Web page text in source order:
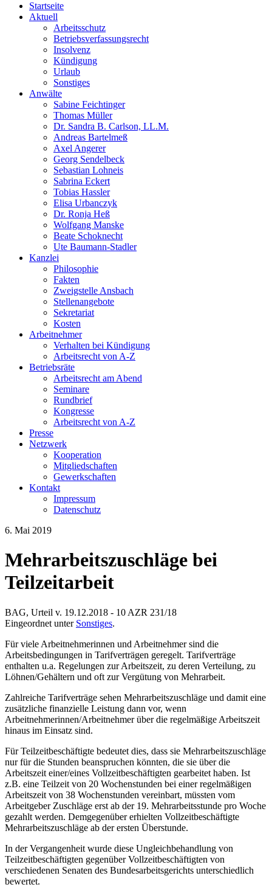
Startseite
Aktuell
Arbeitsschutz
Betriebsverfassungsrecht
Insolvenz
Kündigung
Urlaub
Sonstiges
Anwälte
Sabine Feichtinger
Thomas Müller
Dr. Sandra B. Carlson, LL.M.
Andreas Bartelmeß
Axel Angerer
Georg Sendelbeck
Sebastian Lohneis
Sabrina Eckert
Tobias Hassler
Elisa Urbanczyk
Dr. Ronja Heß
Wolfgang Manske
Beate Schoknecht
Ute Baumann-Stadler
Kanzlei
Philosophie
Fakten
Zweigstelle Ansbach
Stellenangebote
Sekretariat
Kosten
Arbeitnehmer
Verhalten bei Kündigung
Arbeitsrecht von A-Z
Betriebsräte
Arbeitsrecht am Abend
Seminare
Rundbrief
Kongresse
Arbeitsrecht von A-Z
Presse
Netzwerk
Kooperation
Mitgliedschaften
Gewerkschaften
Kontakt
Impressum
Datenschutz
6. Mai 2019
Mehrarbeitszuschläge bei
Teilzeitarbeit
BAG, Urteil v. 19.12.2018 - 10 AZR 231/18
Eingeordnet unter Sonstiges.
Für viele Arbeitnehmerinnen und Arbeitnehmer sind die
Arbeitsbedingungen in Tarifverträgen geregelt. Tarifverträge
enthalten u.a. Regelungen zur Arbeitszeit, zu deren Verteilung, zu
Löhnen/Gehältern und oft zur Vergütung von Mehrarbeit.
Zahlreiche Tarifverträge sehen Mehrarbeitszuschläge und damit eine
zusätzliche finanzielle Leistung dann vor, wenn
Arbeitnehmerinnen/Arbeitnehmer über die regelmäßige Arbeitszeit
hinaus im Einsatz sind.
Für Teilzeitbeschäftigte bedeutet dies, dass sie Mehrarbeitszuschläge
nur für die Stunden beanspruchen könnten, die sie über die
Arbeitszeit einer/eines Vollzeitbeschäftigten gearbeitet haben. Ist
z.B. eine Teilzeit von 20 Wochenstunden bei einer regelmäßigen
Arbeitszeit von 38 Wochenstunden vereinbart, müssten vom
Arbeitgeber Zuschläge erst ab der 19. Mehrarbeitsstunde pro Woche
gezahlt werden. Demgegenüber erhielten Vollzeitbeschäftigte
Mehrarbeitszuschläge ab der ersten Überstunde.
In der Vergangenheit wurde diese Ungleichbehandlung von
Teilzeitbeschäftigten gegenüber Vollzeitbeschäftigten von
verschiedenen Senaten des Bundesarbeitsgerichts unterschiedlich
bewertet.